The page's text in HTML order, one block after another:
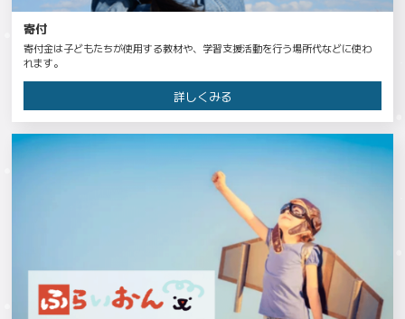
寄付
寄付金は子どもたちが使用する教材や、学習支援活動を行う場所代などに使わ
れます。
詳しくみる